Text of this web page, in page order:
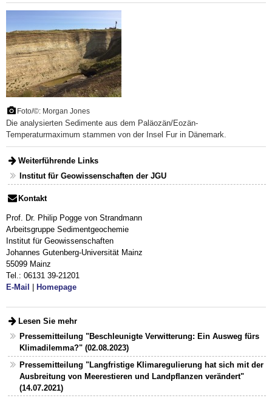
Foto/©: Morgan Jones
Die analysierten Sedimente aus dem Paläozän/Eozän-
Temperaturmaximum stammen von der Insel Fur in Dänemark.
Weiterführende Links
Institut für Geowissenschaften der JGU
Kontakt
Prof. Dr. Philip Pogge von Strandmann
Arbeitsgruppe Sedimentgeochemie
Institut für Geowissenschaften
Johannes Gutenberg-Universität Mainz
55099 Mainz
Tel.: 06131 39-21201
E-Mail
Homepage
Lesen Sie mehr
Pressemitteilung "Beschleunigte Verwitterung: Ein Ausweg fürs
Klimadilemma?" (02.08.2023)
Pressemitteilung "Langfristige Klimaregulierung hat sich mit der
Ausbreitung von Meerestieren und Landpflanzen verändert"
(14.07.2021)